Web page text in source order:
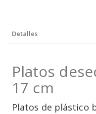
Detalles
Platos
17 cm
Platos de plástico